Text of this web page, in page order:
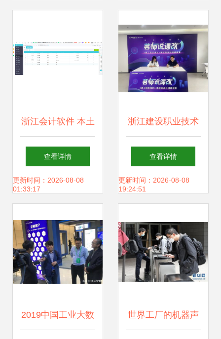
浙江会计软件 本土
化开发的标杆与实
践
查看详情
更新时间：2026-08-08
01:33:17
浙江建设职业技术
学院深化校企合
作，赋能学校内涵
之路
查看详情
更新时间：2026-08-08
19:24:51
2019中国工业大数 世界工厂的机器声